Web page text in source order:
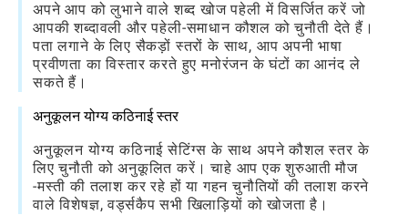
अपने आप को लुभाने वाले शब्द खोज पहेली में विसर्जित करें जो
आपकी शब्दावली और पहेली-समाधान कौशल को चुनौती देते हैं।
पता लगाने के लिए सैकड़ों स्तरों के साथ, आप अपनी भाषा
प्रवीणता का विस्तार करते हुए मनोरंजन के घंटों का आनंद ले
सकते हैं।
अनुकूलन योग्य कठिनाई स्तर
अनुकूलन योग्य कठिनाई सेटिंग्स के साथ अपने कौशल स्तर के
लिए चुनौती को अनुकूलित करें। चाहे आप एक शुरुआती मौज
-मस्ती की तलाश कर रहे हों या गहन चुनौतियों की तलाश करने
वाले विशेषज्ञ, वर्ड्सकैप सभी खिलाड़ियों को खोजता है।